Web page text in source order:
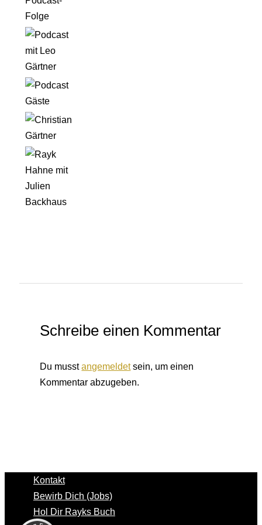
Schreibe einen Kommentar
Du musstangemeldetsein, um einen
Kommentar abzugeben.
Kontakt
Bewirb Dich (Jobs)
Hol Dir Rayks Buch
Rayk Hahne